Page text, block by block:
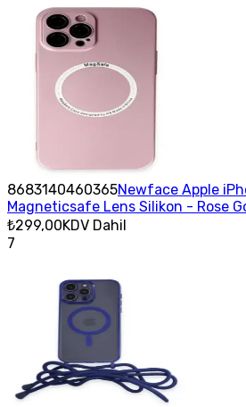
8683140460365Newface Apple
Magneticsafe Lens Silikon - Rose
₺299,00KDV Dahil
7